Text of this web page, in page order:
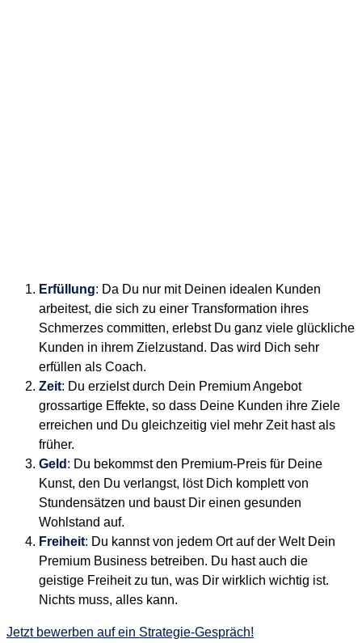
Erfüllung: Da Du nur mit Deinen idealen Kunden
arbeitest, die sich zu einer Transformation ihres
Schmerzes committen, erlebst Du ganz viele glückliche
Kunden in ihrem Zielzustand. Das wird Dich sehr
erfüllen als Coach.
Zeit: Du erzielst durch Dein Premium Angebot
grossartige Effekte, so dass Deine Kunden ihre Ziele
erreichen und Du gleichzeitig viel mehr Zeit hast als
früher.
Geld : Du bekommst den Premium-Preis für Deine
Kunst, den Du verlangst, löst Dich komplett von
Stundensätzen und baust Dir einen gesunden
Wohlstand auf.
Freiheit: Du kannst von jedem Ort auf der Welt Dein
Premium Business betreiben. Du hast auch die
geistige Freiheit zu tun, was Dir wirklich wichtig ist.
Nichts muss, alles kann.
Jetzt bewerben auf ein Strategie-Gespräch!